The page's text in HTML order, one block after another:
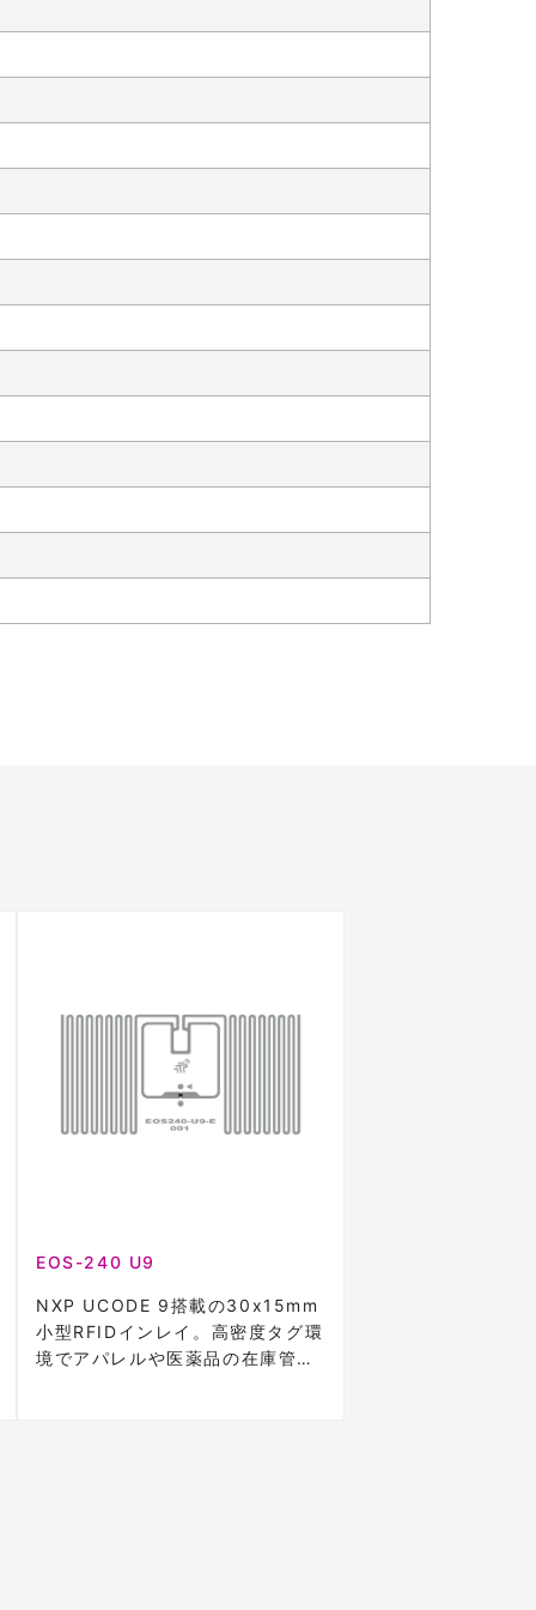
EOS-240 U9
NXP UCODE 9搭載の30x15mm
小型RFIDインレイ。高密度タグ環
境でアパレルや医薬品の在庫管理